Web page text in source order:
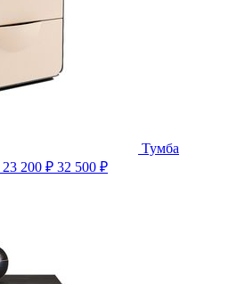
Тумба
23 200 ₽ 32 500 ₽